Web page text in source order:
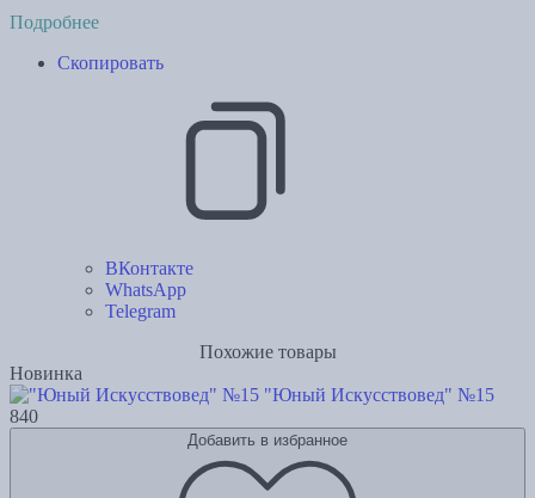
Подробнее
Скопировать
ВКонтакте
WhatsApp
Telegram
Похожие товары
Новинка
"Юный Искусствовед" №15
840
Добавить в избранное